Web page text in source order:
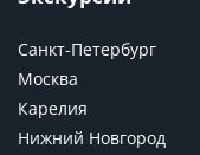
Санкт-Петербург
Москва
Карелия
Нижний Новгород